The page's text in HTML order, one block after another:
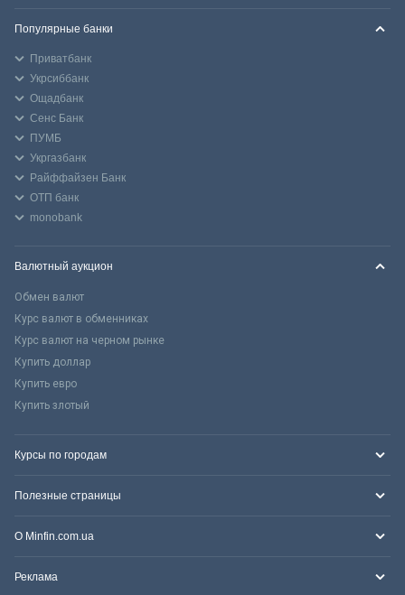
Популярные банки
Приватбанк
Укрсиббанк
Ощадбанк
Сенс Банк
ПУМБ
Укргазбанк
Райффайзен Банк
ОТП банк
monobank
Валютный аукцион
Обмен валют
Курс валют в обменниках
Курс валют на черном рынке
Купить доллар
Купить евро
Купить злотый
Курсы по городам
Полезные страницы
О Minfin.com.ua
Реклама